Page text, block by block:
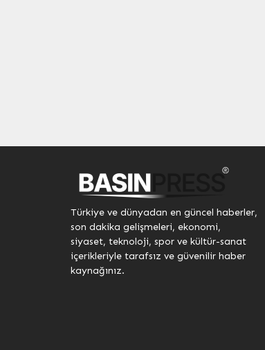
Türkiye ve dünyadan en güncel haberler,
son dakika gelişmeleri, ekonomi,
siyaset, teknoloji, spor ve kültür-sanat
içerikleriyle tarafsız ve güvenilir haber
kaynağınız.